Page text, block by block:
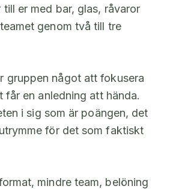
till er med bar, glas, råvaror
genom två till tre
gruppen något att fokusera
får en anledning att hända.
i sig som är poängen, det
för det som faktiskt
mindre team, belöning